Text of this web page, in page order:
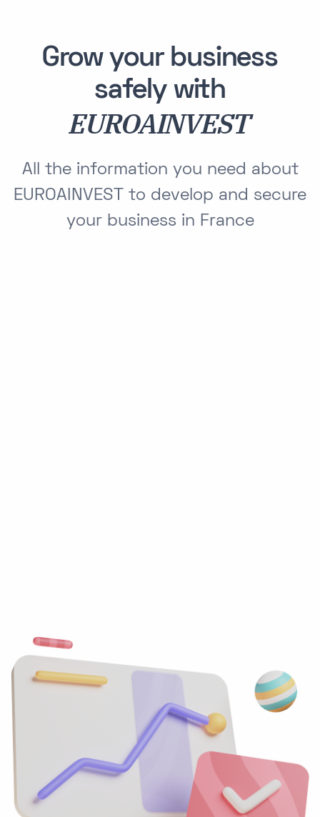
Grow your business
safely with
EUROAINVEST
All the information you need about
EUROAINVEST to develop and secure
your business in France